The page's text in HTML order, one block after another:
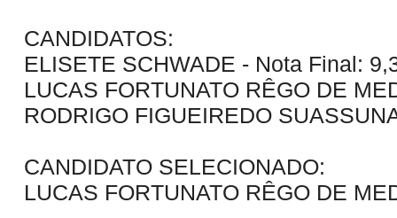
CANDIDATOS:
ELISETE SCHWADE - Nota Final:
LUCAS FORTUNATO RÊGO DE
RODRIGO FIGUEIREDO
CANDIDATO SELECIONADO:
LUCAS FORTUNATO RÊGO DE